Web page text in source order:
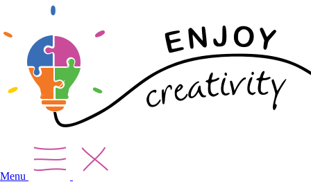
Menu